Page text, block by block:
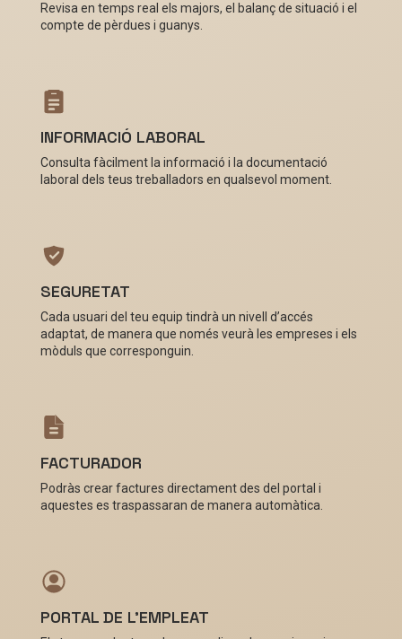
Revisa en temps real els majors, el balanç de situació i el
compte de pèrdues i guanys.
INFORMACIÓ LABORAL
Consulta fàcilment la informació i la documentació
laboral dels teus treballadors en qualsevol moment.
SEGURETAT
Cada usuari del teu equip tindrà un nivell d’accés
adaptat, de manera que només veurà les empreses i els
mòduls que corresponguin.
FACTURADOR
Podràs crear factures directament des del portal i
aquestes es traspassaran de manera automàtica.
PORTAL DE L'EMPLEAT